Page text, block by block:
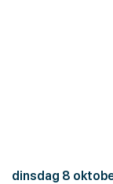
dinsdag 8